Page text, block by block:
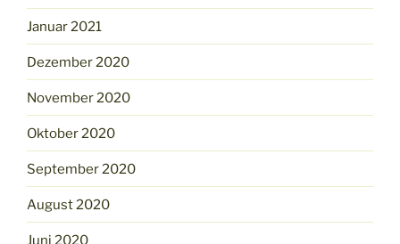
Januar 2021
Dezember 2020
November 2020
Oktober 2020
September 2020
August 2020
Juni 2020